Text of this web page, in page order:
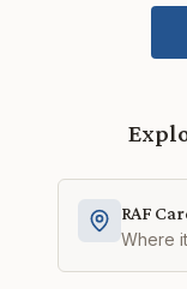
RAF
Where